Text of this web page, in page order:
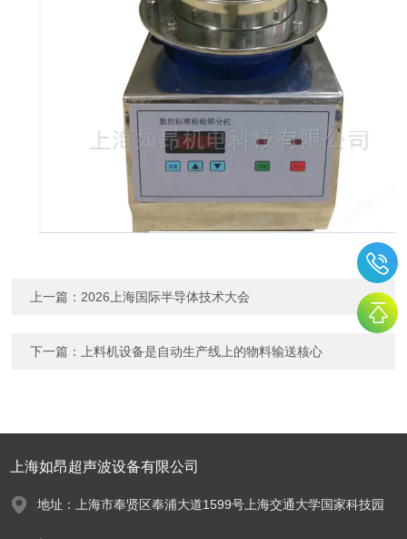
上一篇： 2026上海国际半导体技术大会
下一篇： 上料机设备是自动生产线上的物料输送核心
上海如昂超声波设备有限公司
地址：上海市奉贤区奉浦大道1599号上海交通大学国家科技园